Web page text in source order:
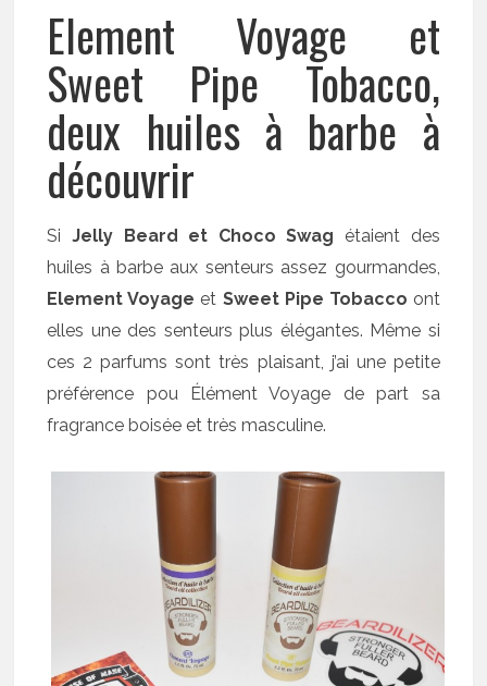
Element Voyage et
Sweet Pipe Tobacco,
deux huiles à barbe à
découvrir
SiJelly Beard et Choco Swag étaient des
huiles à barbe aux senteurs assez gourmandes,
Element Voyage et Sweet Pipe Tobacco ont
elles une des senteurs plus élégantes. Même si
ces 2 parfums sont très plaisant, j’ai une petite
préférence pou Élément Voyage de part sa
fragrance boisée et très masculine.